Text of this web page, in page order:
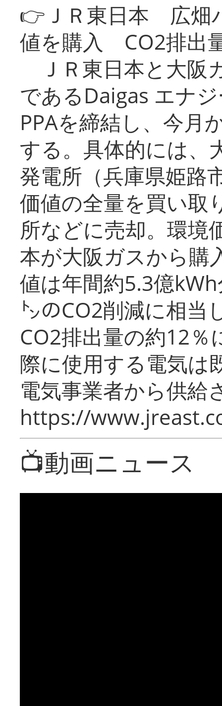
👉ＪＲ東日本 広畑
値を購入 CO2排出
ＪＲ東日本と大阪
であるDaigas エナ
PPAを締結し、今月
する。具体的には、
発電所（兵庫県姫路
価値の全量を買い取
所などに売却。環境
本が大阪ガスから購
値は年間約5.3億
㌧のCO2削減に相当
CO2排出量の約12％
際に使用する電気は
電気事業者から供給
https://
📺動画ニュース